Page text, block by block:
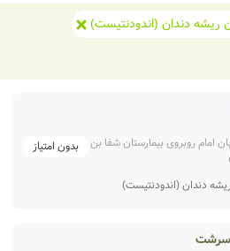
دندان (اندودنتیست)
امام روبروی بیمارستان شفا بن
بدون امتیاز
دندان (اندودنتیست)
سرشت